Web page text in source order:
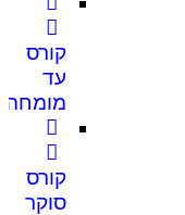
קורס
עד
מומחה
קורס
סוקר